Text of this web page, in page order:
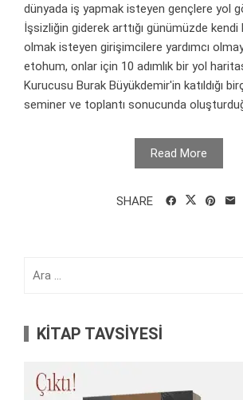
dünyada iş yapmak isteyen gençlere yol
İşsizliğin giderek arttığı günümüzde
olmak isteyen girişimcilere yardımcı
etohum, onlar için 10 adımlık bir yol
Kurucusu Burak Büyükdemir'in katıldığı
seminer ve toplantı sonucunda
Read More
SHARE
KİTAP TAVSİYESİ